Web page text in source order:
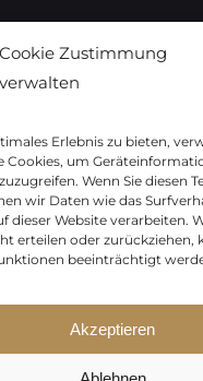
Cookie Zustimmung
verwalten
Erlebnis zu bieten,
Cookies, um
Wenn Sie diesen
wir Daten wie das
dieser Website verarbeiten.
erteilen oder zurückziehen,
beeinträchtigt
Akzeptieren
Österreich
Schweiz